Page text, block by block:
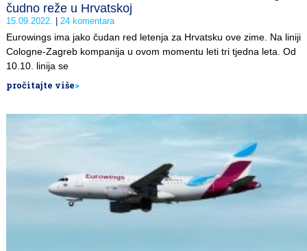
čudno reže u Hrvatskoj
15.09.2022. 24 komentara
Eurowings ima jako čudan red letenja za Hrvatsku ove zime. Na liniji
Cologne-Zagreb kompanija u ovom momentu leti tri tjedna leta. Od
10.10. linija se
pročitajte više>